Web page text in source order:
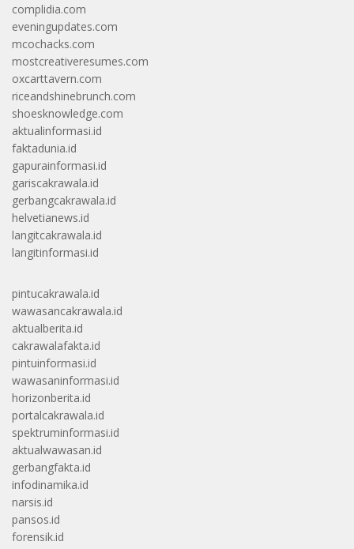
complidia.com
eveningupdates.com
mcochacks.com
mostcreativeresumes.com
oxcarttavern.com
riceandshinebrunch.com
shoesknowledge.com
aktualinformasi.id
faktadunia.id
gapurainformasi.id
gariscakrawala.id
gerbangcakrawala.id
helvetianews.id
langitcakrawala.id
langitinformasi.id
pintucakrawala.id
wawasancakrawala.id
aktualberita.id
cakrawalafakta.id
pintuinformasi.id
wawasaninformasi.id
horizonberita.id
portalcakrawala.id
spektruminformasi.id
aktualwawasan.id
gerbangfakta.id
infodinamika.id
narsis.id
pansos.id
forensik.id